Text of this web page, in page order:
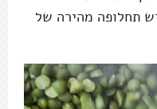
יש תחלופה מהירה של